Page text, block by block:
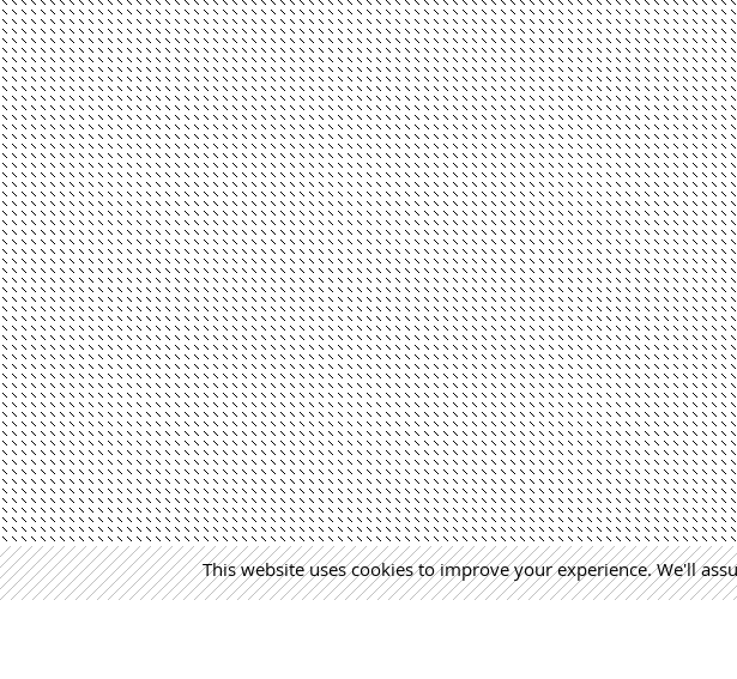
This website uses cookies to improve your experience. We'll